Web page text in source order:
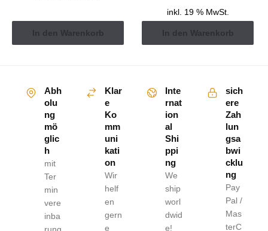
In den Warenkorb
inkl. 19 % MwSt.
In den Warenkorb
Abh
olu
ng
mö
glic
h
mit
Ter
min
vere
inba
rung
Klar
e
Ko
mm
uni
kati
on
Wir
helf
en
gern
e
Inte
rnat
ion
al
Shi
ppi
ng
We
ship
worl
dwid
e!
sich
ere
Zah
lun
gsa
bwi
cklu
ng
Pay
Pal /
Mas
terC